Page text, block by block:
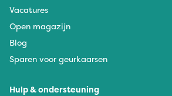
Vacatures
Open magazijn
Blog
Sparen voor geurkaarsen
Hulp & ondersteuning